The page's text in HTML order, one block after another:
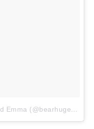
Een bericht gedeeld door Tom and Emma (@bearhugevents)